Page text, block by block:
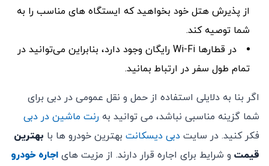
از پذیرش هتل خود بخواهید که ایستگاه های مناسب را به
شما توصیه کند.
در قطارها Wi-Fi رایگان وجود دارد، بنابراین می‌توانید در
تمام طول سفر در ارتباط بمانید.
اگر بنا به دلایلی استفاده از حمل و نقل عمومی در دبی برای
شما گزینه مناسبی نباشد، می توانید به رنت ماشین در دبی
فکر کنید. در سایت دبی دیسکانت بهترین خودرو ها با بهترین
قیمت و شرایط برای اجاره قرار دارند. از مزیت های اجاره خودرو